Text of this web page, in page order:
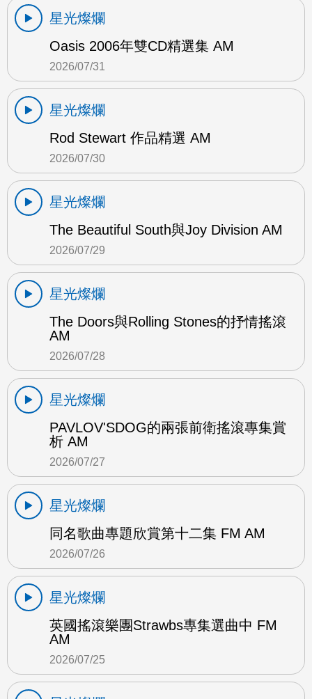
星光燦爛
Oasis 2006年雙CD精選集 AM
2026/07/31
星光燦爛
Rod Stewart 作品精選 AM
2026/07/30
星光燦爛
The Beautiful South與Joy Division AM
2026/07/29
星光燦爛
The Doors與Rolling Stones的抒情搖滾
AM
2026/07/28
星光燦爛
PAVLOV'SDOG的兩張前衛搖滾專集賞
析 AM
2026/07/27
星光燦爛
同名歌曲專題欣賞第十二集 FM AM
2026/07/26
星光燦爛
英國搖滾樂團Strawbs專集選曲中 FM
AM
2026/07/25